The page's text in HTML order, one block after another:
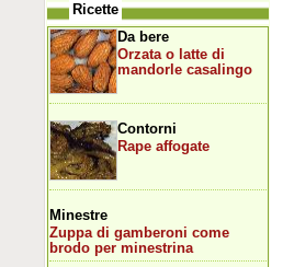
Ricette
Da bere
Orzata o latte di
mandorle casalingo
Contorni
Rape affogate
Minestre
Zuppa di gamberoni come
brodo per minestrina